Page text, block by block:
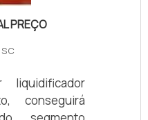
PREÇO
conseguirá